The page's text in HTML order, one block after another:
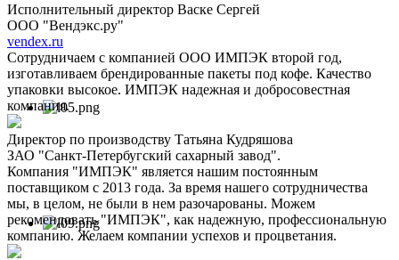
Исполнительный директор Васке Сергей
ООО "Вендэкс.ру"
vendex.ru
Сотрудничаем с компанией ООО ИМПЭК второй год,
изготавливаем брендированные пакеты под кофе. Качество
упаковки высокое. ИМПЭК надежная и добросовестная
компания.
Директор по производству Татьяна Кудряшова
ЗАО "Санкт-Петербугский сахарный завод".
Компания "ИМПЭК" является нашим постоянным
поставщиком с 2013 года. За время нашего сотрудничества
мы, в целом, не были в нем разочарованы. Можем
рекомендовать "ИМПЭК", как надежную, профессиональную
компанию. Желаем компании успехов и процветания.